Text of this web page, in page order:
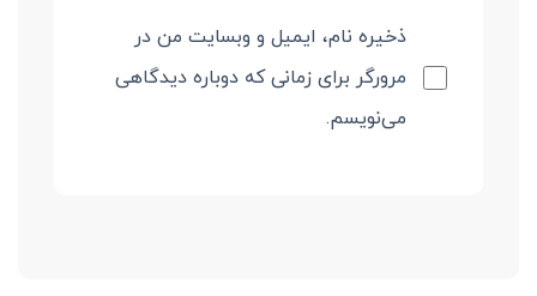
ذخیره نام، ایمیل و وبسایت من در
مرورگر برای زمانی که دوباره دیدگاهی
می‌نویسم.